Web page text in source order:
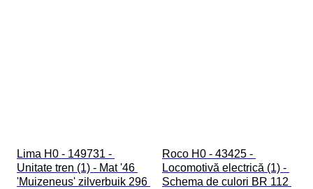
Lima H0 - 149731 -
Unitate tren (1) - Mat '46
'Muizeneus' zilverbuik 296
Roco H0 - 43425 -
Locomotivă electrică (1) -
Schema de culori BR 112